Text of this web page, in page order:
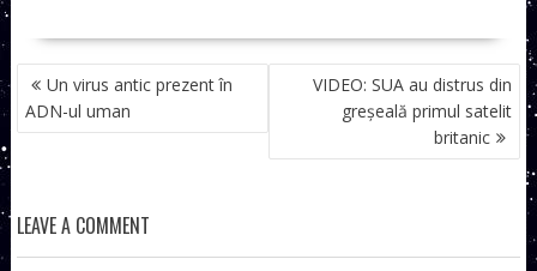
NAVIGARE
ÎN
ARTICOLE
Un virus antic prezent în
ADN-ul uman
VIDEO: SUA au distrus din
greșeală primul satelit
britanic
LEAVE A COMMENT